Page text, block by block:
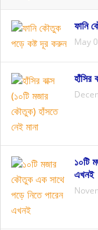
ফানি
May
হাঁসির
১০টি
এখনই